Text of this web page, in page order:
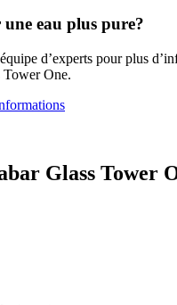
une eau plus pure?
d’experts pour plus
Tower One.
Glass Tower